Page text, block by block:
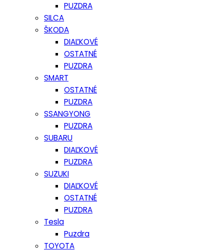
PUZDRA
SILCA
ŠKODA
DIAĽKOVÉ
OSTATNÉ
PUZDRA
SMART
OSTATNÉ
PUZDRA
SSANGYONG
PUZDRA
SUBARU
DIAĽKOVÉ
PUZDRA
SUZUKI
DIAĽKOVÉ
OSTATNÉ
PUZDRA
Tesla
Puzdra
TOYOTA